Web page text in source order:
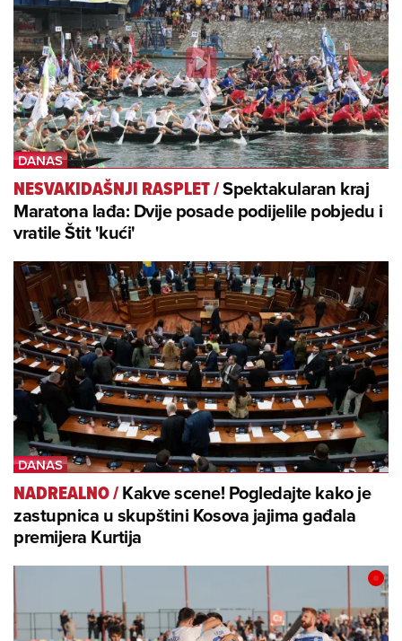
NESVAKIDAŠNJI RASPLET/Spektakularan kraj
Maratona lađa: Dvije posade podijelile pobjedu i
vratile Štit 'kući'
NADREALNO/Kakve scene! Pogledajte kako je
zastupnica u skupštini Kosova jajima gađala
premijera Kurtija